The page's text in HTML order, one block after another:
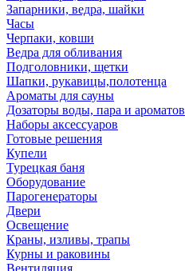
Запарники, ведра, шайки
Часы
Черпаки, ковши
Ведра для обливания
Подголовники, щетки
Шапки, рукавицы,полотенца
Ароматы для сауны
Дозаторы воды, пара и ароматов
Наборы аксессуаров
Готовые решения
Купели
Турецкая баня
Оборудование
Парогенераторы
Двери
Освещение
Краны, изливы, трапы
Курны и раковины
Вентиляция